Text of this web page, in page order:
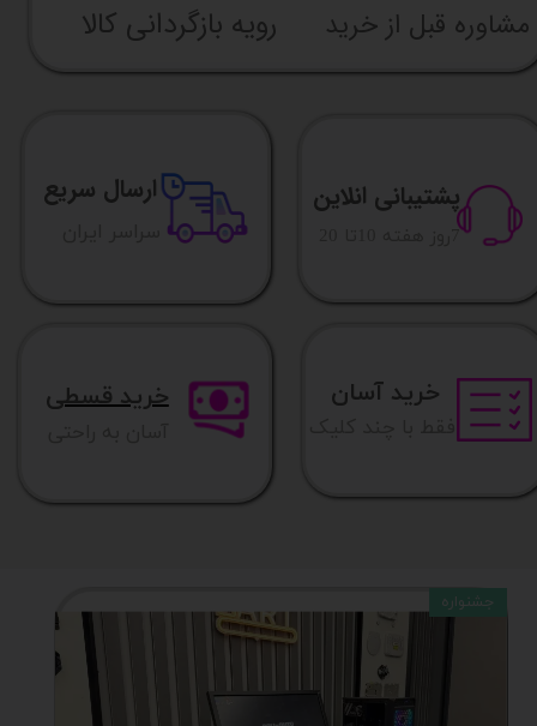
مشاوره قبل از خرید رویه بازگردانی کالا
پشتیبانی انلاین
​7روز هفته 10تا 20
ارسال سریع
خرید آسان خرید قسطی
جشنواره